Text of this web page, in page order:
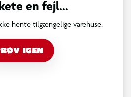
en fejl...
hente tilgængelige varehuse.
IGEN